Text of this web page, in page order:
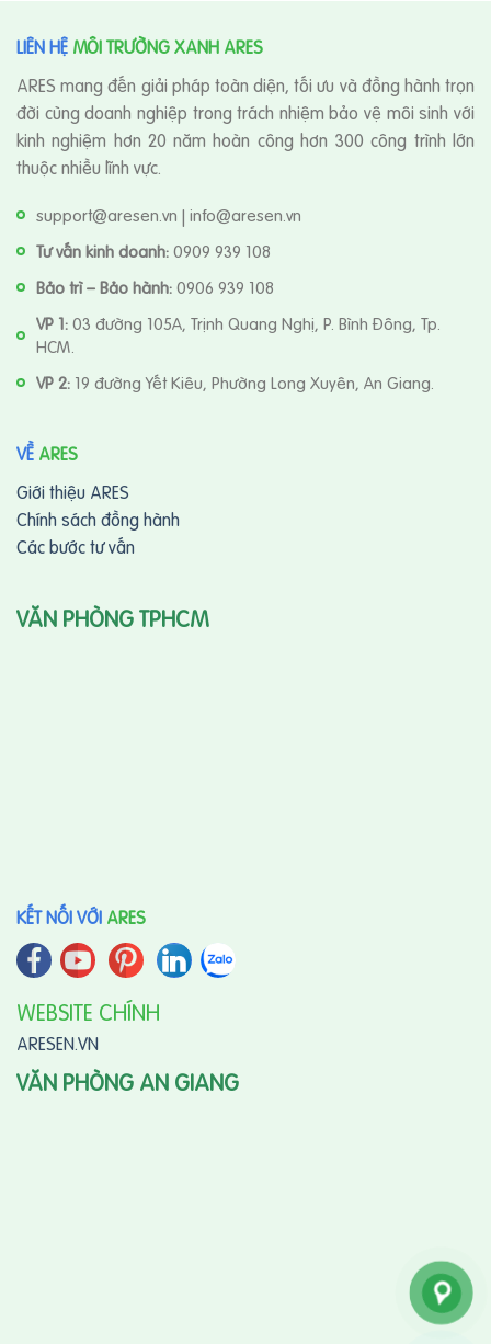
LIÊN HỆ MÔI TRƯỜNG XANH ARES
ARES mang đến giải pháp toàn diện, tối ưu và đồng hành trọn
đời cùng doanh nghiệp trong trách nhiệm bảo vệ môi sinh với
kinh nghiệm hơn 20 năm hoàn công hơn 300 công trình lớn
thuộc nhiều lĩnh vực.
support@aresen.vn | info@aresen.vn
Tư vấn kinh doanh:0909 939 108
Bảo trì – Bảo hành:0906 939 108
VP 1:03 đường 105A, Trịnh Quang Nghị, P. Bình Đông, Tp.
HCM.
VP 2: 19 đường Yết Kiêu, Phường Long Xuyên, An Giang.
VỀ ARES
Giới thiệu ARES
Chính sách đồng hành
Các bước tư vấn
VĂN PHÒNG TPHCM
KẾT NỐI VỚI ARES
WEBSITE CHÍNH
ARESEN.VN
VĂN PHÒNG AN GIANG